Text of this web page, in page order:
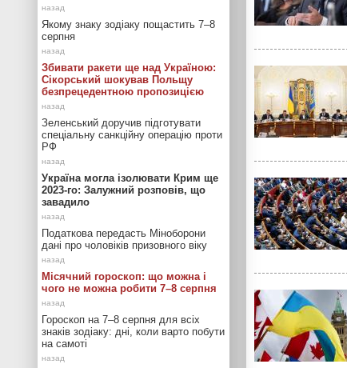
Якому знаку зодіаку пощастить 7–8
серпня
Збивати ракети ще над Україною:
Сікорський шокував Польщу
безпрецедентною пропозицією
Зеленський доручив підготувати
спеціальну санкційну операцію проти
РФ
Україна могла ізолювати Крим ще
2023-го: Залужний розповів, що
завадило
Податкова передасть Міноборони
дані про чоловіків призовного віку
Місячний гороскоп: що можна і
чого не можна робити 7–8 серпня
Гороскоп на 7–8 серпня для всіх
знаків зодіаку: дні, коли варто побути
на самоті